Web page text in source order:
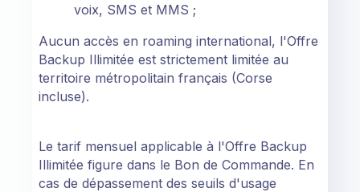
voix, SMS et MMS ;
Aucun accès en roaming international, l'Offre
Backup Illimitée est strictement limitée au
territoire métropolitain français (Corse
incluse).
Le tarif mensuel applicable à l'Offre Backup
Illimitée figure dans le Bon de Commande. En
cas de dépassement des seuils d'usage